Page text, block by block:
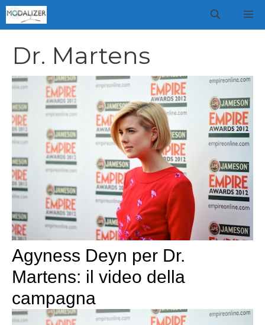
Vai
al
Dr. Martens
Agyness Deyn per Dr.
Martens: il video della
campagna